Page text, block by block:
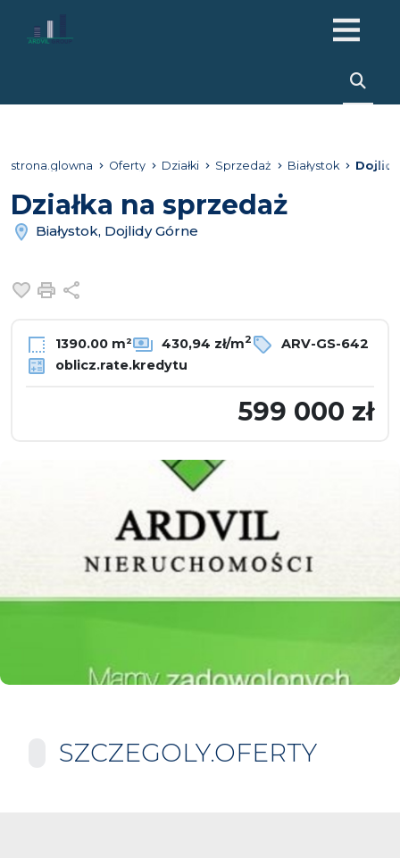
strona.glowna Oferty Działki Sprzedaż Białystok
Działka na sprzedaż
Białystok, Dojlidy Górne
Dodaj do ulubionych
Drukuj
1390.00 m² 430,94 zł/m2
ARV-GS-642
oblicz.rate.kredytu
599 000 zł
SZCZEGOLY.OFERTY